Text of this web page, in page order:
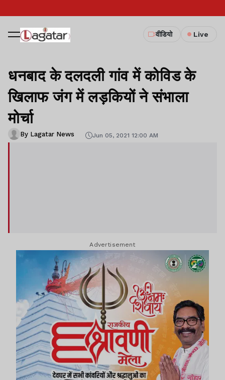
वीडियो Live
धनबाद के दलदली गांव में कोविड के
खिलाफ जंग में लड़कियों ने संभाला
मोर्चा
By Lagatar News Jun 05, 2021 12:00 AM
Advertisement